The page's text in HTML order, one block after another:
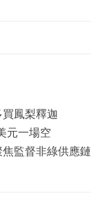
鳳梨釋迦
元一場空
監督非綠供應鏈